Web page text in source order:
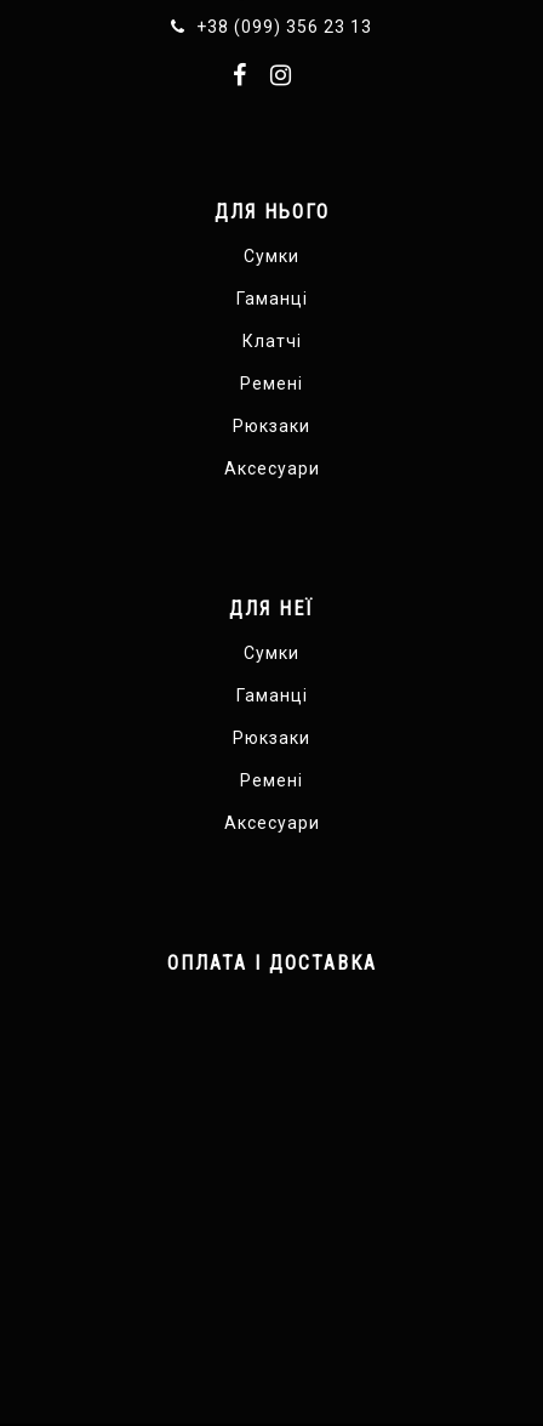
+38 (099) 356 23 13
ДЛЯ НЬОГО
Сумки
Гаманці
Клатчі
Ремені
Рюкзаки
Аксесуари
ДЛЯ НЕЇ
Сумки
Гаманці
Рюкзаки
Ремені
Аксесуари
ОПЛАТА І ДОСТАВКА